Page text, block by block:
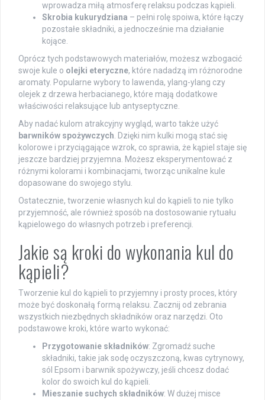
wprowadza miłą atmosferę relaksu podczas kąpieli.
Skrobia kukurydziana – pełni rolę spoiwa, które łączy
pozostałe składniki, a jednocześnie ma działanie
kojące.
Oprócz tych podstawowych materiałów, możesz wzbogacić
swoje kule o olejki eteryczne, które nadadzą im różnorodne
aromaty. Popularne wybory to lawenda, ylang-ylang czy
olejek z drzewa herbacianego, które mają dodatkowe
właściwości relaksujące lub antyseptyczne.
Aby nadać kulom atrakcyjny wygląd, warto także użyć
barwników spożywczych. Dzięki nim kulki mogą stać się
kolorowe i przyciągające wzrok, co sprawia, że kąpiel staje się
jeszcze bardziej przyjemna. Możesz eksperymentować z
różnymi kolorami i kombinacjami, tworząc unikalne kule
dopasowane do swojego stylu.
Ostatecznie, tworzenie własnych kul do kąpieli to nie tylko
przyjemność, ale również sposób na dostosowanie rytuału
kąpielowego do własnych potrzeb i preferencji.
Jakie są kroki do wykonania kul do
kąpieli?
Tworzenie kul do kąpieli to przyjemny i prosty proces, który
może być doskonałą formą relaksu. Zacznij od zebrania
wszystkich niezbędnych składników oraz narzędzi. Oto
podstawowe kroki, które warto wykonać:
Przygotowanie składników: Zgromadź suche
składniki, takie jak sodę oczyszczoną, kwas cytrynowy,
sól Epsom i barwnik spożywczy, jeśli chcesz dodać
kolor do swoich kul do kąpieli.
Mieszanie suchych składników: W dużej misce